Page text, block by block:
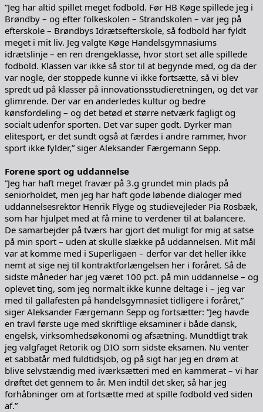
”Jeg har altid spillet meget fodbold. Før HB Køge spillede jeg i
Brøndby – og efter folkeskolen – Strandskolen – var jeg på
efterskole – Brøndbys Idrætsefterskole, så fodbold har fyldt
meget i mit liv. Jeg valgte Køge Handelsgymnasiums
idrætslinje – en ren drengeklasse, hvor stort set alle spillede
fodbold. Klassen var ikke så stor til at begynde med, og da der
var nogle, der stoppede kunne vi ikke fortsætte, så vi blev
spredt ud på klasser på innovationsstudieretningen, og det var
glimrende. Der var en anderledes kultur og bedre
kønsfordeling – og det betød et større netværk fagligt og
socialt udenfor sporten. Det var super godt. Dyrker man
elitesport, er det sundt også at færdes i andre rammer, hvor
sport ikke fylder,” siger Aleksander Færgemann Sepp.
Forene sport og uddannelse
”Jeg har haft meget fravær på 3.g grundet min plads på
seniorholdet, men jeg har haft gode løbende dialoger med
uddannelsesrektor Henrik Flyge og studievejleder Pia Rosbæk,
som har hjulpet med at få mine to verdener til at balancere.
De samarbejder på tværs har gjort det muligt for mig at satse
på min sport – uden at skulle slække på uddannelsen. Mit mål
var at komme med i Superligaen – derfor var det heller ikke
nemt at sige nej til kontraktforlængelsen her i foråret. Så de
sidste måneder har jeg været 100 pct. på min uddannelse – og
oplevet ting, som jeg normalt ikke kunne deltage i – jeg var
med til gallafesten på handelsgymnasiet tidligere i foråret,”
siger Aleksander Færgemann Sepp og fortsætter: ”Jeg havde
en travl første uge med skriftlige eksaminer i både dansk,
engelsk, virksomhedsøkonomi og afsætning. Mundtligt trak
jeg valgfaget Retorik og DIO som sidste eksamen. Nu venter
et sabbatår med fuldtidsjob, og på sigt har jeg en drøm at
blive selvstændig med iværksætteri med en kammerat – vi har
drøftet det gennem to år. Men indtil det sker, så har jeg
forhåbninger om at fortsætte med at spille fodbold ved siden
af.”